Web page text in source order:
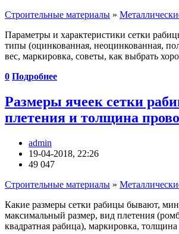
Строительные материалы »
Параметры и характеристики сетки
типы (оцинкованная, неоцинкованная,
вес, маркировка, советы, как выбрать
0 Подробнее
Размеры ячеек сетки
плетения и толщина
admin
19-04-2018, 22:26
49 047
Строительные материалы »
Какие размеры сетки рабицы бывают,
максимальный размер, вид плетения
квадратная рабица), маркировка,